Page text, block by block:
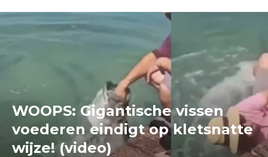
WOOPS: Gigantische vissen
voederen eindigt op kletsnatte
wijze! (video)